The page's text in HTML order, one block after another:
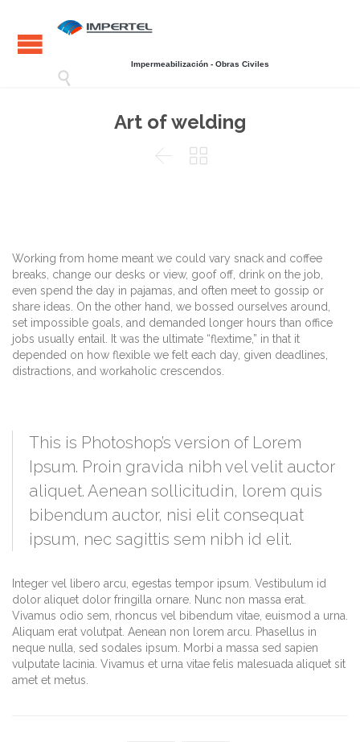
Impermeabilización - Obras Civiles

Art of welding
 
Working from home meant we could vary snack and coffee
breaks, change our desks or view, goof off, drink on the job,
even spend the day in pajamas, and often meet to gossip or
share ideas. On the other hand, we bossed ourselves around,
set impossible goals, and demanded longer hours than office
jobs usually entail. It was the ultimate “flextime,” in that it
depended on how flexible we felt each day, given deadlines,
distractions, and workaholic crescendos.
This is Photoshop’s version of Lorem
Ipsum. Proin gravida nibh vel velit auctor
aliquet. Aenean sollicitudin, lorem quis
bibendum auctor, nisi elit consequat
ipsum, nec sagittis sem nibh id elit.
Integer vel libero arcu, egestas tempor ipsum. Vestibulum id
dolor aliquet dolor fringilla ornare. Nunc non massa erat.
Vivamus odio sem, rhoncus vel bibendum vitae, euismod a urna.
Aliquam erat volutpat. Aenean non lorem arcu. Phasellus in
neque nulla, sed sodales ipsum. Morbi a massa sed sapien
vulputate lacinia. Vivamus et urna vitae felis malesuada aliquet sit
amet et metus.